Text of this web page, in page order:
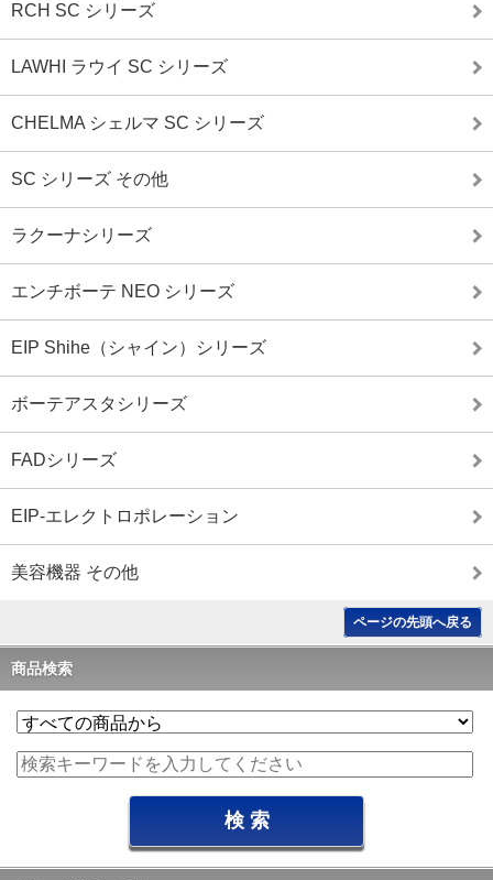
RCH SC シリーズ
LAWHI ラウイ SC シリーズ
CHELMA シェルマ SC シリーズ
SC シリーズ その他
ラクーナシリーズ
エンチボーテ NEO シリーズ
EIP Shihe（シャイン）シリーズ
ボーテアスタシリーズ
FADシリーズ
EIP-エレクトロポレーション
美容機器 その他
ページの先頭へ戻る
商品検索